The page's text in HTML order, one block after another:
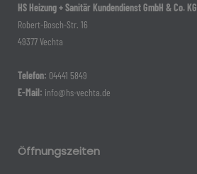
HS Heizung + Sanitär Kundendienst GmbH & Co. KG
Robert-Bosch-Str. 16
49377 Vechta
Telefon: 04441 5849
E-Mail: info@hs-vechta.de
Öffnungszeiten